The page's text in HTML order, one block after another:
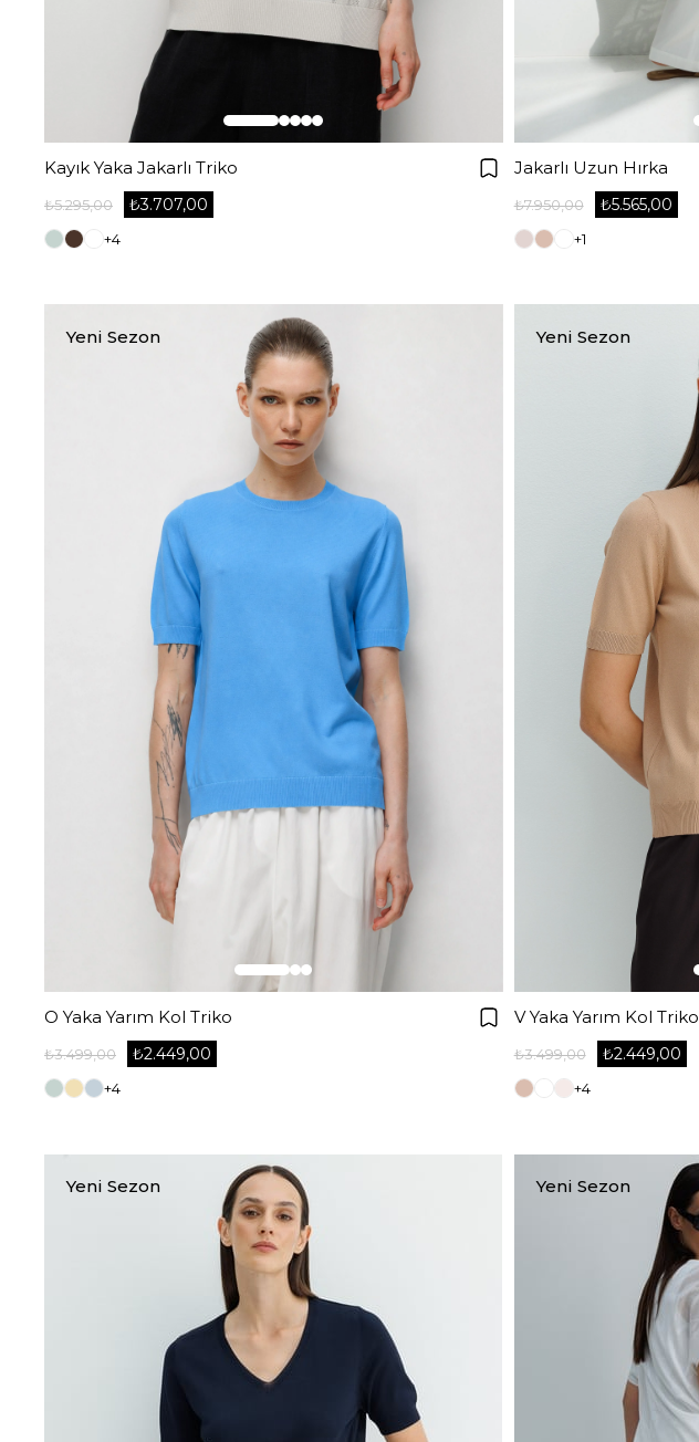
Kayık Yaka Jakarlı Triko
₺3.707,00
₺5.295,00
+4
Jakarlı Uzun Hırka
₺5.565,00
₺7.950,00
+1
O Yaka Yarım Kol Triko
₺2.449,00
₺3.499,00
+4
Yeni Sezon
V Yaka Yarım Kol Triko
₺2.449,00
₺3.499,00
+4
Yeni Sezon
Yeni Sezon Yeni Sezon